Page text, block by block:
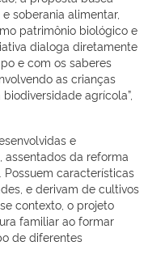
soberania alimentar,
patrimônio biológico e
dialoga diretamente
e com os saberes
as crianças
agrícola”,
e
assentados da reforma
características
e derivam de cultivos
contexto, o projeto
familiar ao formar
de diferentes